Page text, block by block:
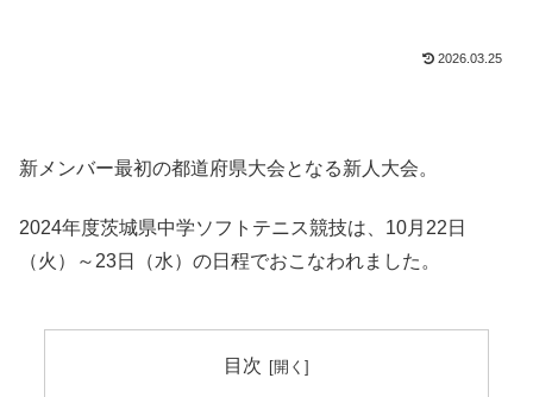
2026.03.25
新メンバー最初の都道府県大会となる新人大会。
2024年度茨城県中学ソフトテニス競技は、10月22日
（火）～23日（水）の日程でおこなわれました。
目次